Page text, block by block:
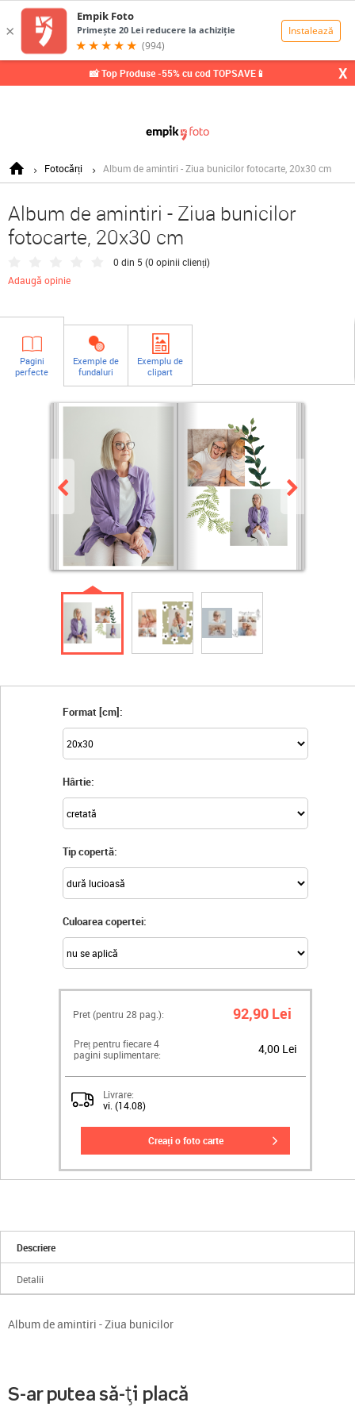
📸 Top Produse -55% cu cod TOPSAVE📱 X
Fotocărți Album de amintiri - Ziua bunicilor fotocarte, 20x30 cm
Album de amintiri - Ziua bunicilor
fotocarte, 20x30 cm
0 din 5 (0 opinii clienți)
Adaugă opinie
Pagini
perfecte
Exemple de
fundaluri
Exemplu de
clipart
Format [cm]:
Hârtie:
Tip copertă:
Culoarea copertei:
Pret (pentru 28 pag.): 92,90 Lei
Preț pentru fiecare 4
pagini suplimentare:
4,00 Lei
Livrare:
vi. (14.08)
creați o foto carte
Descriere
Detalii
Album de amintiri - Ziua bunicilor
S-ar putea să-ți placă